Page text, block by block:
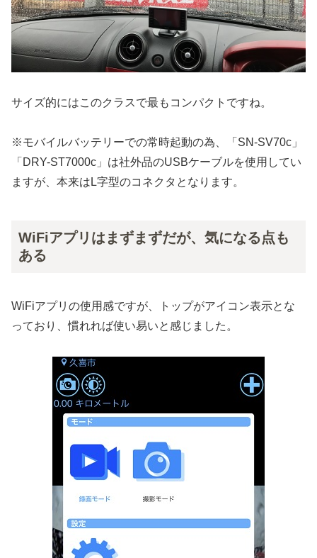
サイズ的にはこのクラスで最もコンパクトですね。
※モバイルバッテリーでの常時起動の為、「SN-SV70c」
「DRY-ST7000c」は社外品のUSBケーブルを使用してい
ますが、本来はL字型のコネクタとなります。
WiFiアプリはまずまずだが、気になる点も
ある
WiFiアプリの使用感ですが、トップがアイコン表示とな
っており、慣れれば使い易いと感じました。